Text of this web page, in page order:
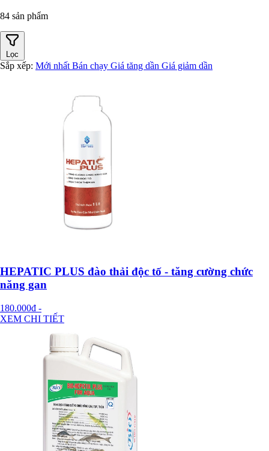
84 sản phẩm
Lọc
Sắp xếp: Mới nhất Bán chạy Giá tăng dần Giá giảm dần
HEPATIC PLUS đào thải độc tố - tăng cường chức
năng gan
180.000đ -
XEM CHI TIẾT